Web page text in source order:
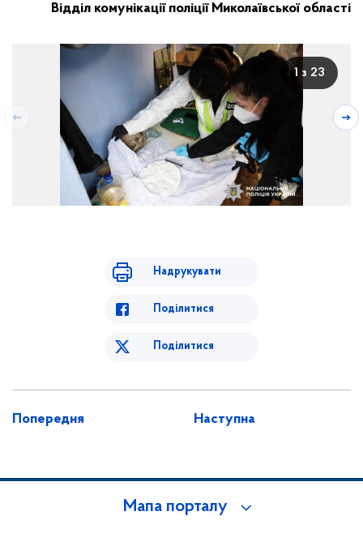
Відділ комунікації поліції Миколаївської області
1 з 23
Надрукувати
Поділитися
Поділитися
Попередня Наступна
Мапа порталу